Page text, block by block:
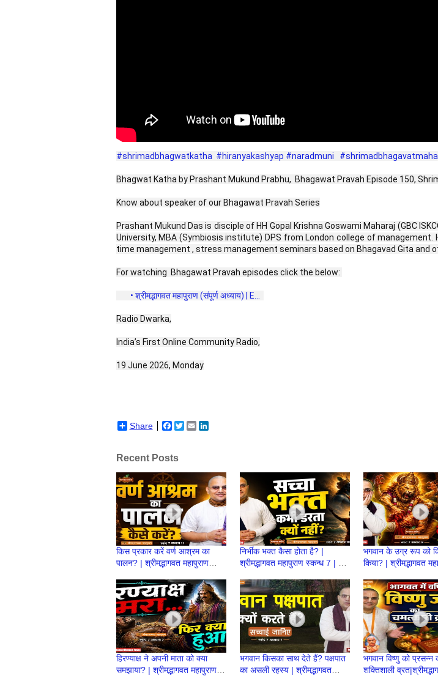
#shrimadbhagwatkatha #hiranyakashyap #naradmuni
Bhagwat Katha by Prashant Mukund Prabhu,  Bhagawat Pravah Episode 150,
Know about speaker of our Bhagawat Pravah Series
Prashant Mukund Das is disciple of HH Gopal Krishna Goswami Maharaj (GBC
University, MBA (Symbiosis institute) DPS from London college of
time management , stress management seminars based on Bhagavad Gita
For watching  Bhagawat Pravah episodes click the below:
• श्रीमद्भागवत महापुराण (संपूर्ण अध्याय) | E...
Radio Dwarka,
India’s First Online Community Radio,
19 June 2026, Monday
Share Facebook
TwitterEmail
Recent Posts
किस प्रकार करें वर्ण आश्रम का
पालन? | श्रीमद्भागवत महापुराण
Mukund Prabhu
निर्भीक भक्त कैसा होता है? |
श्रीमद्भागवत महापुराण स्कन्ध 7 | BP
Prabhu
भगवान के उग्र रूप को
किया? | श्रीमद्भागवत
Prabhu
हिरण्याक्ष ने अपनी माता को क्या
समझाया? | श्रीमद्भागवत महापुराण
भगवान किसका साथ देते हैं? पक्षपात
का असली रहस्य | श्रीमद्भागवत
भगवान विष्णु को प्रसन्न
शक्तिशाली